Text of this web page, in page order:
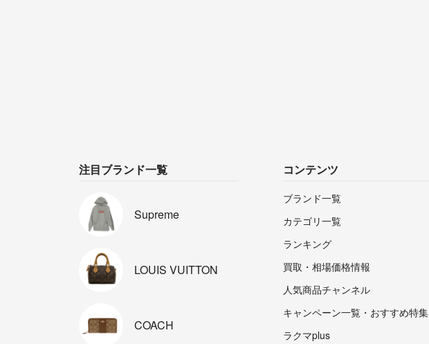
注目ブランド一覧
Supreme
LOUIS VUITTON
COACH
コンテンツ
ブランド一覧
カテゴリ一覧
ランキング
買取・相場価格情報
人気商品チャンネル
キャンペーン一覧・おすすめ特集
ラクマplus